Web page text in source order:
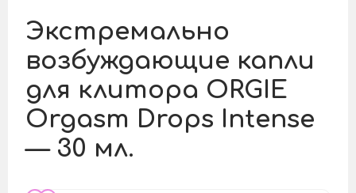
Экстремально
возбуждающие капли
для клитора ORGIE
Orgasm Drops Intense
— 30 мл.